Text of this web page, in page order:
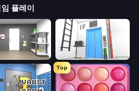
플레이
Escape Elevator Room Escape
Top